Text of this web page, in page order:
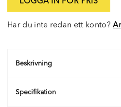
Har du inte redan ett konto?
Beskrivning
Specifikation